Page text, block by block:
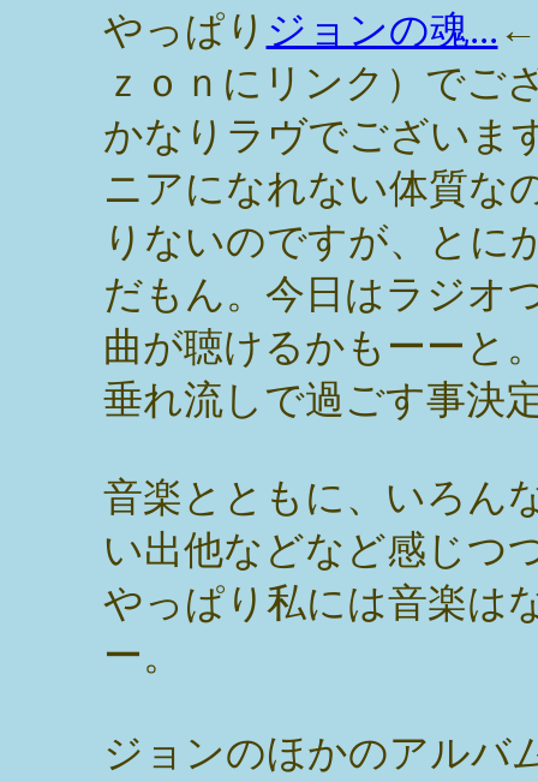
やっぱり ジョンの魂... ←
ｚｏｎにリンク）でご
かなりラヴでございま
ニアになれない体質な
りないのですが、とに
だもん。今日はラジオ
曲が聴けるかもーーと
垂れ流しで過ごす事決
音楽とともに、いろん
い出他などなど感じつ
やっぱり私には音楽は
ー。
ジョンのほかのアルバ